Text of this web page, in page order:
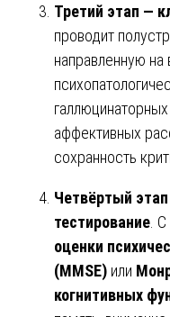
Третий этап —
проводит
направленную
аффективных
сохранность
Четвёртый
тестирование .
оценки
(MMSE) или
когнитивных